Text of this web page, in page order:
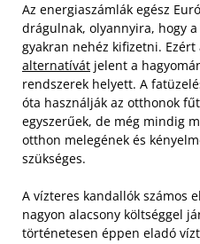
Az energiaszámlák egész
drágulnak, olyannyira, hogy
gyakran nehéz kifizetni. Ezért
alternatívát jelent a
rendszerek helyett. A
óta használják az otthonok
egyszerűek, de még mindig
otthon melegének és
szükséges.
A vízteres kandallók számos
nagyon alacsony költséggel
történetesen éppen eladó